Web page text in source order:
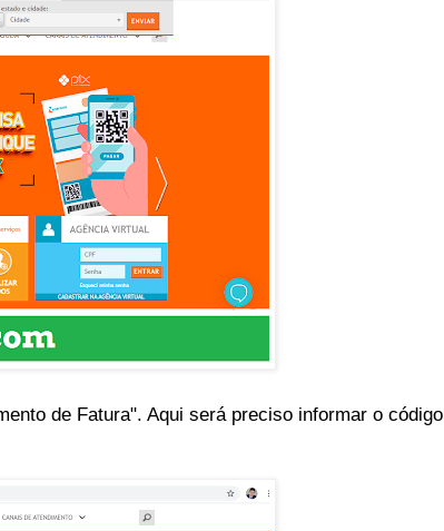
de Fatura". Aqui será preciso informar o código